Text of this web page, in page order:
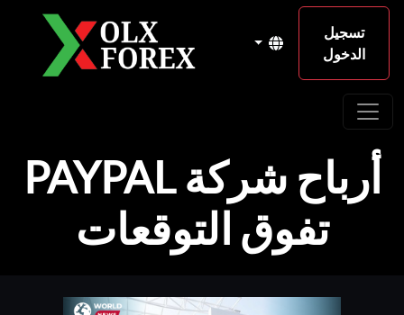
تسجيل
الدخول
أرباح شركة PAYPAL
تفوق التوقعات